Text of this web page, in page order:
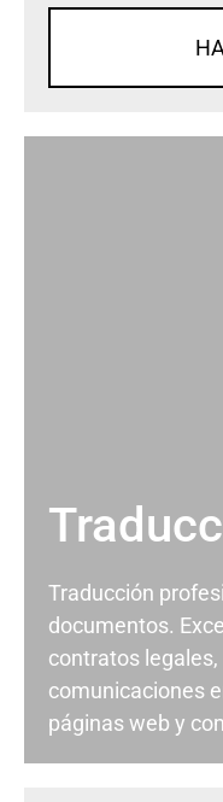
Traducción
documentos.
contratos
comunicaciones
páginas web y